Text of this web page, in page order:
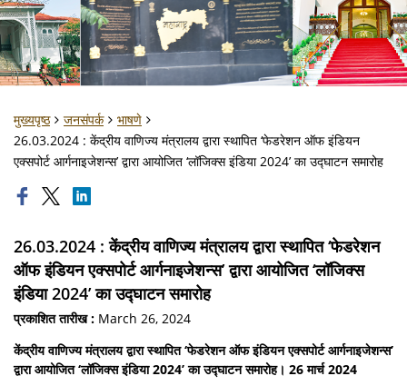
मुख्यपृष्ठ जनसंपर्क
भाषणे
26.03.2024 : केंद्रीय वाणिज्य मंत्रालय द्वारा स्थापित ‘फेडरेशन ऑफ इंडियन
एक्सपोर्ट आर्गनाइजेशन्स’ द्वारा आयोजित ‘लॉजिक्स इंडिया 2024’ का उद्घाटन समारोह
26.03.2024 : केंद्रीय वाणिज्य मंत्रालय द्वारा स्थापित ‘फेडरेशन
ऑफ इंडियन एक्सपोर्ट आर्गनाइजेशन्स’ द्वारा आयोजित ‘लॉजिक्स
इंडिया 2024’ का उद्घाटन समारोह
प्रकाशित तारीख : March 26, 2024
केंद्रीय वाणिज्य मंत्रालय द्वारा स्थापित ‘फेडरेशन ऑफ इंडियन एक्सपोर्ट आर्गनाइजेशन्स’
द्वारा आयोजित ‘लॉजिक्स इंडिया 2024’ का उद्घाटन समारोह। 26 मार्च 2024